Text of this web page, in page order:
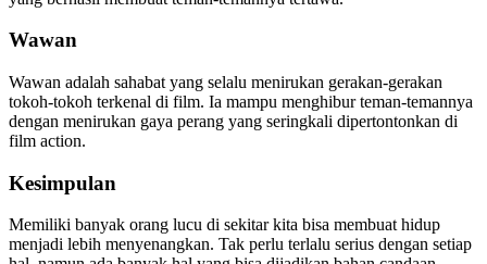
Wawan
Wawan adalah sahabat yang selalu menirukan gerakan-gerakan
tokoh-tokoh terkenal di film. Ia mampu menghibur teman-temannya
dengan menirukan gaya perang yang seringkali dipertontonkan di
film action.
Kesimpulan
Memiliki banyak orang lucu di sekitar kita bisa membuat hidup
menjadi lebih menyenangkan. Tak perlu terlalu serius dengan setiap